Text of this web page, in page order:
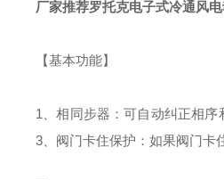
厂家推荐罗托克电子式冷通风
【基本功能】
1、相同步器：可自动纠正相序
3、阀门卡住保护：如果阀门卡